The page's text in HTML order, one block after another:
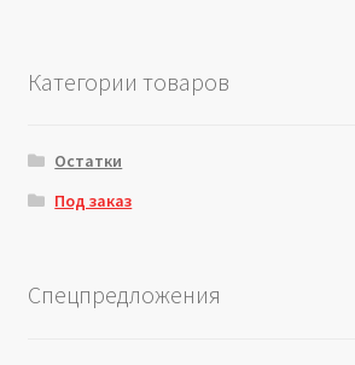
Категории товаров
Остатки
Под заказ
Спецпредложения